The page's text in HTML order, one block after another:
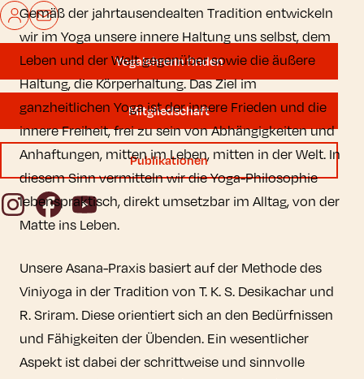
Mein BDYoga
Kontakt
YogalehrerIn finden
Mitgliedschaft
Publikationen
InstagramFacebookYouTube
Gemäß der jahrtausendealten Tradition entwickeln
wir im Yoga unsere innere Haltung uns selbst, dem
Leben und der Welt gegenüber sowie die äußere
Haltung, die Körperhaltung. Das Ziel im
ganzheitlichen Yoga ist der innere Frieden und die
innere Freiheit, frei zu sein von Abhängigkeiten und
Anhaftungen, mitten im Leben, mitten in der Welt. In
diesem Sinn vermitteln wir die Yoga-Philosophie
lebenspraktisch, direkt umsetzbar im Alltag, von der
Matte ins Leben.
Unsere Asana-Praxis basiert auf der Methode des
Viniyoga in der Tradition von T. K. S. Desikachar und
R. Sriram. Diese orientiert sich an den Bedürfnissen
und Fähigkeiten der Übenden. Ein wesentlicher
Aspekt ist dabei der schrittweise und sinnvolle